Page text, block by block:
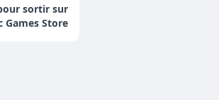
sortir sur
Games Store